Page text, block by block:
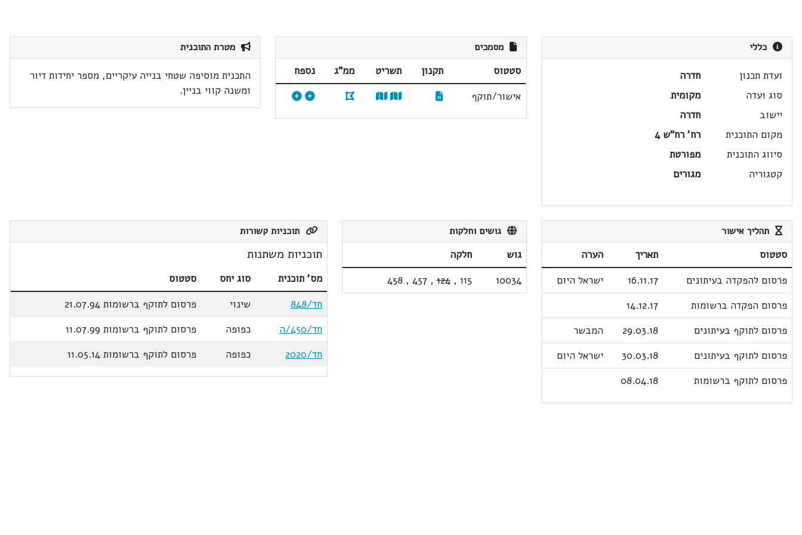
כללי
ועדת תכנון
חדרה
סוג ועדה
מקומית
יישוב
חדרה
מקום התוכנית
רח' רח"ש 4
סיווג התוכנית
מפורטת
קטגוריה
מגורים
מסמכים
סטטוס תקנון תשריט ממ"ג
נספח
אישור/תוקף
מטרת התוכנית
התכנית מוסיפה שטחי בנייה עיקריים, מספר יחידות דיור
ומשנה קווי בניין.
תהליך אישור
סטטוס תאריך
הערה
פרסום להפקדה בעיתונים
16.11.17
ישראל היום
פרסום הפקדה ברשומות
14.12.17
פרסום לתוקף בעיתונים
29.03.18
המבשר
פרסום לתוקף בעיתונים
30.03.18
ישראל היום
פרסום לתוקף ברשומות
08.04.18
גושים וחלקות
גוש
חלקה
10034
115
,
124
,
457
,
458
תוכניות קשורות
תוכניות משתנות
מס' תוכנית סוג יחס
סטטוס
חד/848
שינוי
פרסום לתוקף ברשומות 21.07.94
חד/450/ה
כפופה
פרסום לתוקף ברשומות 11.07.99
חד/2020
כפופה פרסום לתוקף ברשומות 11.05.14